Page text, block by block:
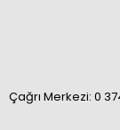
Çağrı Merkezi: 0